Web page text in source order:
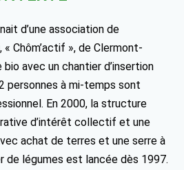
d’une association de
Chôm’actif », de Clermont-
bio avec un chantier d’insertion
personnes à mi-temps sont
En 2000, la structure
d’intérêt collectif et une
achat de terres et une serre à
de légumes est lancée dès 1997.